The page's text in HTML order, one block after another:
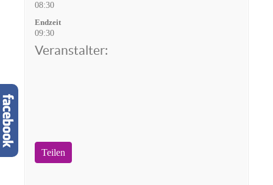
08:30
Endzeit
09:30
Veranstalter:
Teilen